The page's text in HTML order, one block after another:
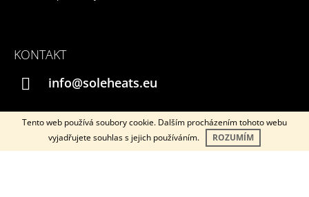
Tento web používá soubory cookie. Dalším procházením tohoto webu
vyjadřujete souhlas s jejich používáním.
ROZUMÍM
KONTAKT
info@soleheats.eu
InstagramYouTube